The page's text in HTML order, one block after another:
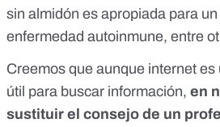
sin almidón es apropiada para
enfermedad autoinmune, entre
Creemos que aunque internet
útil para buscar información, en
sustituir el consejo de un